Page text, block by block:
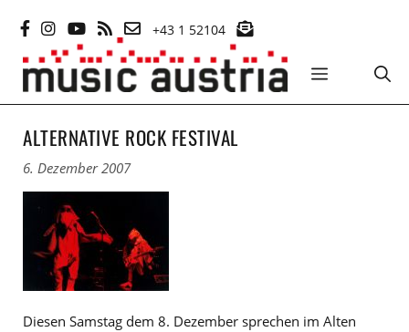
Inhalt
springen
+43 1 52104
MENÜ
ALTERNATIVE ROCK FESTIVAL
6. Dezember 2007
Diesen Samstag dem 8. Dezember sprechen im Alten